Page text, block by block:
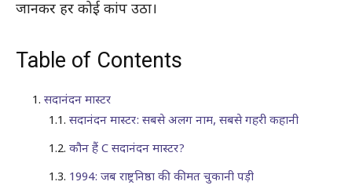
जानकर हर कोई कांप उठा।
Table of Contents
सदानंदन मास्टर
सदानंदन मास्टर: सबसे अलग नाम, सबसे गहरी कहानी
कौन हैं C सदानंदन मास्टर?
1994: जब राष्ट्रनिष्ठा की कीमत चुकानी पड़ी